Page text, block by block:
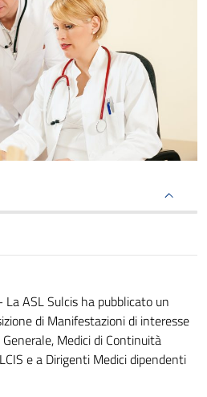
ASL Sulcis ha pubblicato un
di Manifestazioni di interesse
Medici di Continuità
e a Dirigenti Medici dipendenti